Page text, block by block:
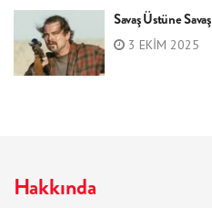
Savaş Üstüne Savaş
3 EKIM 2025
Hakkında